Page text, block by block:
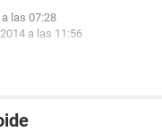
las 07:28
a las 11:56